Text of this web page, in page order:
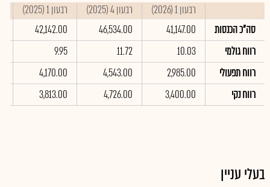
רבעון 1 (2026) רבעון 4 (2025) רבעון 1 (2025)
סה"כ הכנסות
41,147.00
46,534.00
42,142.00
רווח גולמי
10.03
11.72
9.95
רווח תפעולי
2,985.00
4,543.00
4,170.00
רווח נקי
3,400.00
4,726.00
3,813.00
בעלי עניין